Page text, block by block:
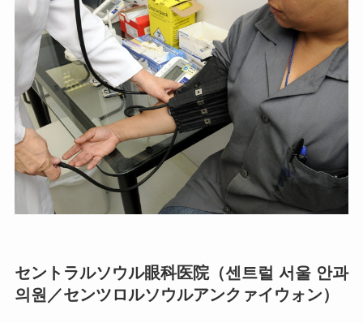
セントラルソウル眼科医院（센트럴 서울 안과
의원／センツロルソウルアンクァイウォン）